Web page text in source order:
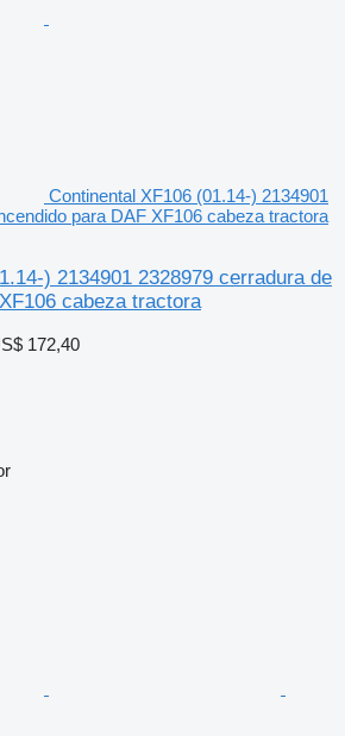
Continental XF106 (01.14-) 2134901
para DAF XF106 cabeza tractora
) 2134901 2328979 cerradura de
cabeza tractora
172,40